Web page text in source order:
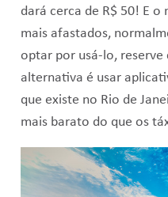
dará cerca de R$ 50! E o
mais afastados,
optar por usá-lo, reserve
alternativa é usar
que existe no Rio de
mais barato do que os